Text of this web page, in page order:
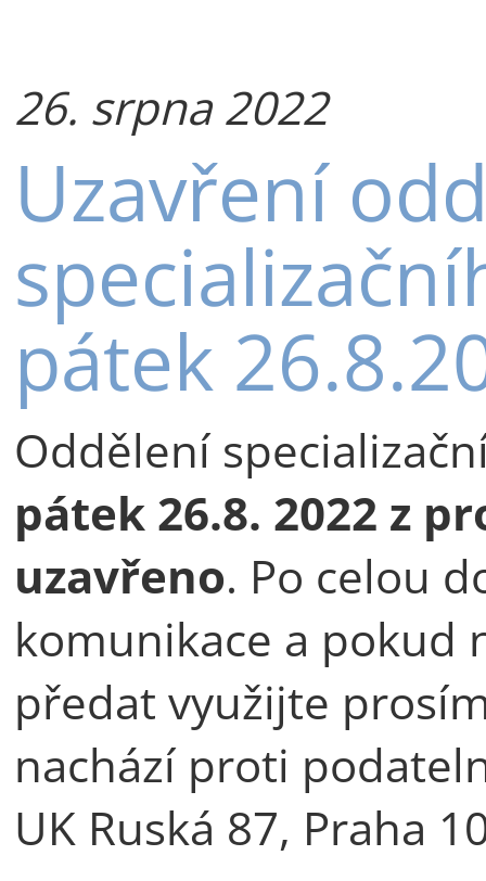
26. srpna 2022
Uzavření
pátek
Oddělení
pátek 26.8. 2022 z
uzavřeno. Po celou
komunikace a pokud
předat využijte
nachází proti
UK Ruská 87, Praha